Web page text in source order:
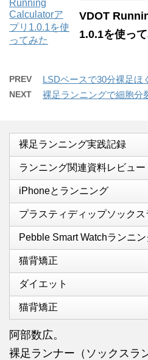
VDOT
1.0.1を使っ
PREV LSDペースで30分裸足ほ
NEXT 裸足ランニングで細胞分
裸足ランニング実践記録
ランニング関連資料レビュー
iPhoneとランニング
プラスティディップソック
Pebble Smart Watchランニ
猫背矯正
ダイエット
猫背矯正
阿部数広。
裸足ランナー（ソックスラ